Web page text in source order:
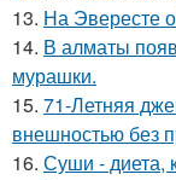
13. На Эвересте
14. В алматы
мурашки.
15. 71-Летняя
внешностью без
16. Суши - диета,